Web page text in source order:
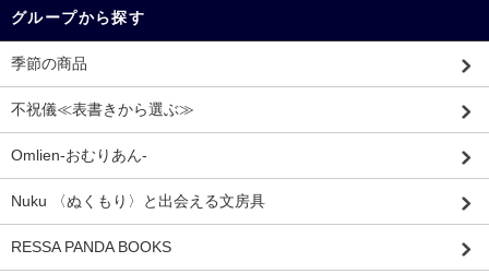
グループから探す
季節の商品
不祝儀≪表書きから選ぶ≫
Omlien-おむりあん-
Nuku 〈ぬくもり〉と出会える文房具
RESSA PANDA BOOKS